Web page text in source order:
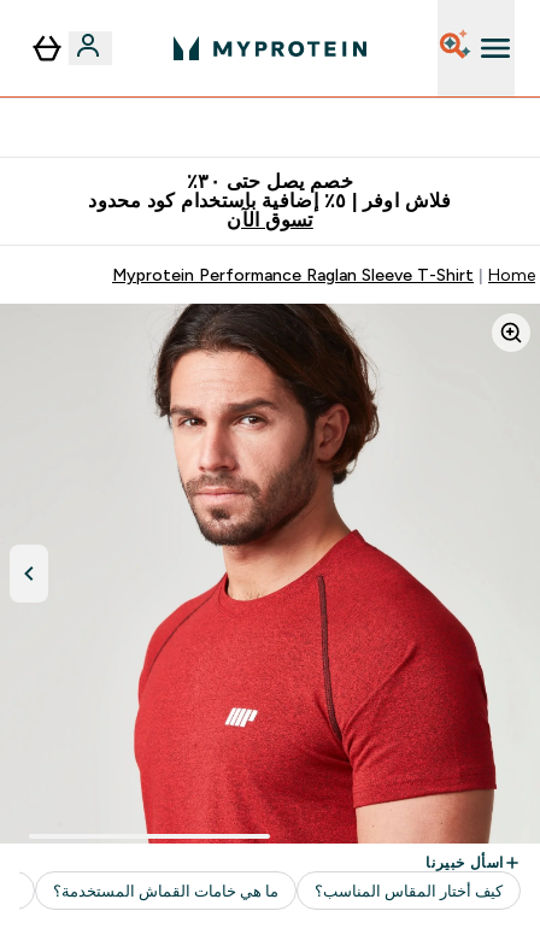
خصم يصل حتى ٣٠٪
فلاش اوفر | ٥٪ إضافية باستخدام كود محدود
تسوق الآن
Home
Myprotein Performance Raglan Sleeve T-Shirt